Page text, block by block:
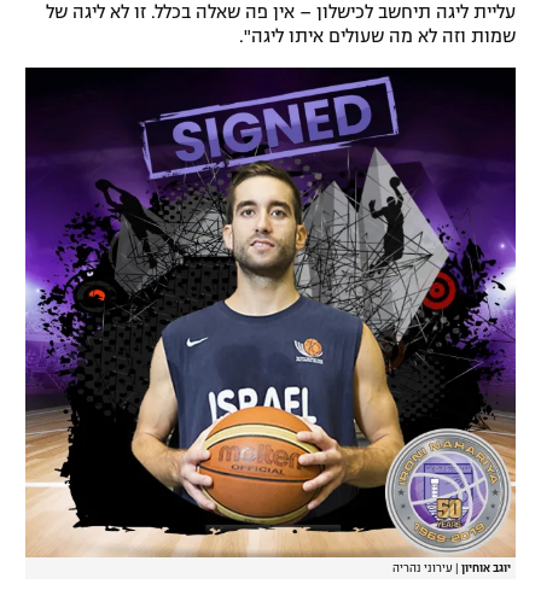
עליית ליגה תיחשב לכישלון – אין פה שאלה בכלל. זו לא ליגה של
שמות וזה לא מה שעולים איתו ליגה".
יוגב אוחיון עירוני נהריה